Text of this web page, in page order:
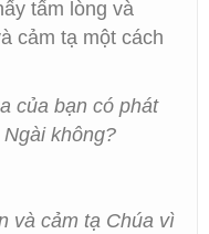
tấm lòng và
cảm tạ một cách
của bạn có phát
không?
và cảm tạ Chúa vì